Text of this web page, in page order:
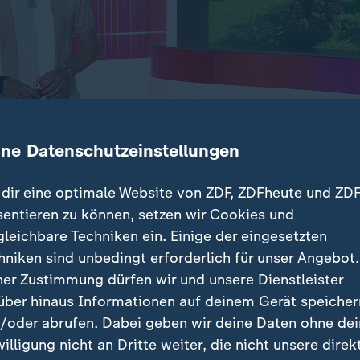
in Grillsaison: Heckenbrand verursacht /
Lärmbelästigung: FFM wird zur Partymeile /
vergiften Bäume
zerstört
Motiv der Täter
Datenschutzeinstellungen
eine optimale Website von ZDF, ZDFheute und
zu können, setzen wir Cookies und
Techniken ein. Einige der eingesetzten
sind unbedingt erforderlich für unser
Zustimmung dürfen wir und unsere Dienstleister
hinaus Informationen auf deinem Gerät
oder abrufen. Dabei geben wir deine Daten ohne
nicht an Dritte weiter, die nicht unsere